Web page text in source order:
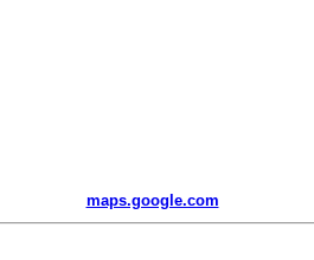
maps.google.com